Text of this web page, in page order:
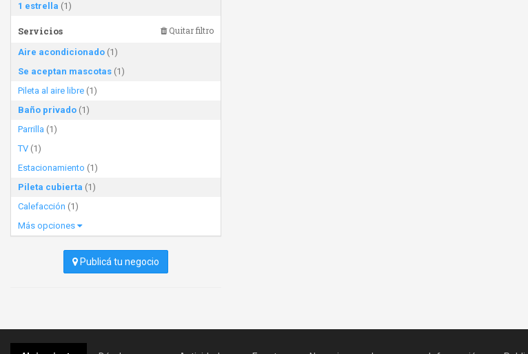
1 estrella (1)
Servicios Quitar filtro
Aire acondicionado (1)
Se aceptan mascotas (1)
Pileta al aire libre (1)
Baño privado (1)
Parrilla (1)
TV (1)
Estacionamiento (1)
Pileta cubierta (1)
Calefacción (1)
Más opciones
Publicá tu negocio